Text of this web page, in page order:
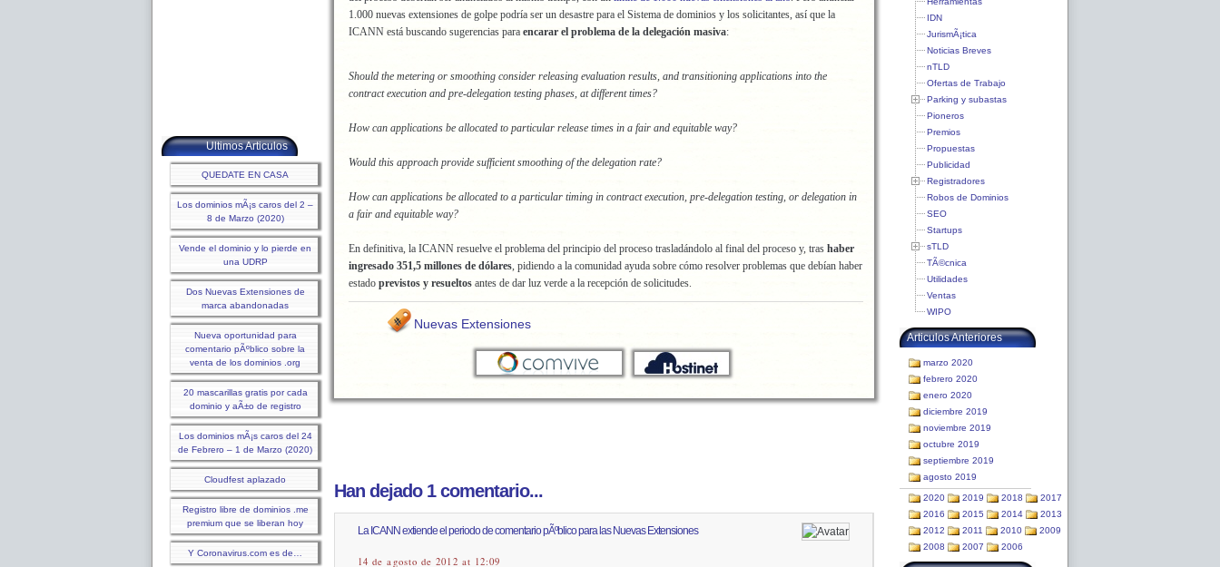
Ultimos Articulos
QUEDATE EN CASA
Los dominios mÃ¡s caros del 2 –
8 de Marzo (2020)
Vende el dominio y lo pierde en
una UDRP
Dos Nuevas Extensiones de
marca abandonadas
Nueva oportunidad para
comentario pÃºblico sobre la
venta de los dominios .org
20 mascarillas gratis por cada
dominio y aÃ±o de registro
Los dominios mÃ¡s caros del 24
de Febrero – 1 de Marzo (2020)
Cloudfest aplazado
Registro libre de dominios .me
premium que se liberan hoy
Y Coronavirus.com es de…
1.000 nuevas extensiones de golpe podría ser un desastre para el Sistema de dominios y los solicitantes, así que la
ICANN está buscando sugerencias para encarar el problema de la delegación masiva:
Should the metering or smoothing consider releasing evaluation results, and transitioning applications into the
contract execution and pre-delegation testing phases, at different times?
How can applications be allocated to particular release times in a fair and equitable way?
Would this approach provide sufficient smoothing of the delegation rate?
How can applications be allocated to a particular timing in contract execution, pre-delegation testing, or delegation in
a fair and equitable way?
En definitiva, la ICANN resuelve el problema del principio del proceso trasladándolo al final del proceso y, tras haber
ingresado 351,5 millones de dólares, pidiendo a la comunidad ayuda sobre cómo resolver problemas que debían haber
estado previstos y resueltos antes de dar luz verde a la recepción de solicitudes.
Nuevas Extensiones
Han dejado 1 comentario...
La ICANN extiende el periodo de comentario pÃºblico para las Nuevas Extensiones
14 de agosto de 2012 at 12:09
IDN
JurismÃ¡tica
Noticias Breves
nTLD
Ofertas de Trabajo
Parking y subastas
Pioneros
Premios
Propuestas
Publicidad
Registradores
Robos de Dominios
SEO
Startups
sTLD
TÃ©cnica
Utilidades
Ventas
WIPO
Articulos Anteriores
marzo 2020
febrero 2020
enero 2020
diciembre 2019
noviembre 2019
octubre 2019
septiembre 2019
agosto 2019
2020 2019 2018
2017
2016
2015 2014
2013
2012
2011 2010
2009
2008
2007 2006